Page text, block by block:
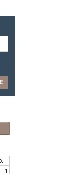
1